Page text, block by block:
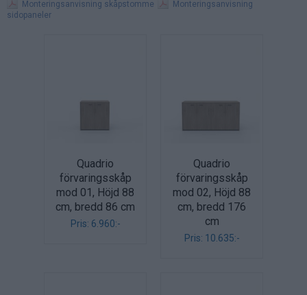
Monteringsanvisning skåpstomme
Monteringsanvisning
sidopaneler
Quadrio
förvaringsskåp
mod 01, Höjd 88
cm, bredd 86 cm
Pris: 6.960:-
Quadrio
förvaringsskåp
mod 02, Höjd 88
cm, bredd 176
cm
Pris: 10.635:-